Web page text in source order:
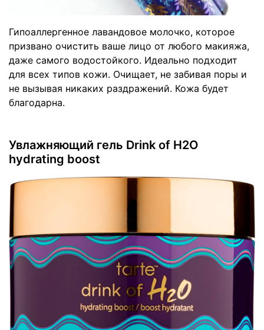
Гипоаллергенное лавандовое молочко, которое
призвано очистить ваше лицо от любого макияжа,
даже самого водостойкого. Идеально подходит
для всех типов кожи. Очищает, не забивая поры и
не вызывая никаких раздражений. Кожа будет
благодарна.
Увлажняющий гель Drink of H2O
hydrating boost